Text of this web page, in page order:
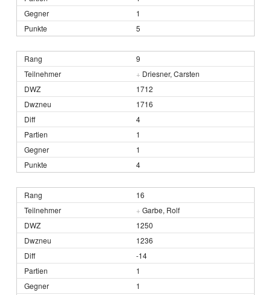
1
5
9
+ Driesner, Carsten
1712
1716
4
1
1
4
16
+ Garbe, Rolf
1250
1236
-14
1
1